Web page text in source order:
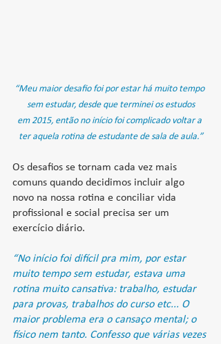
“Meu maior desafio foi por estar há muito tempo
sem estudar, desde que terminei os estudos
em 2015, então no início foi complicado voltar a
ter aquela rotina de estudante de sala de aula.”
Os desafios se tornam cada vez mais
comuns quando decidimos incluir algo
novo na nossa rotina e conciliar vida
profissional e social precisa ser um
exercício diário.
“No início foi difícil pra mim, por estar
muito tempo sem estudar, estava uma
rotina muito cansativa: trabalho, estudar
para provas, trabalhos do curso etc... O
maior problema era o cansaço mental; o
físico nem tanto. Confesso que várias vezes